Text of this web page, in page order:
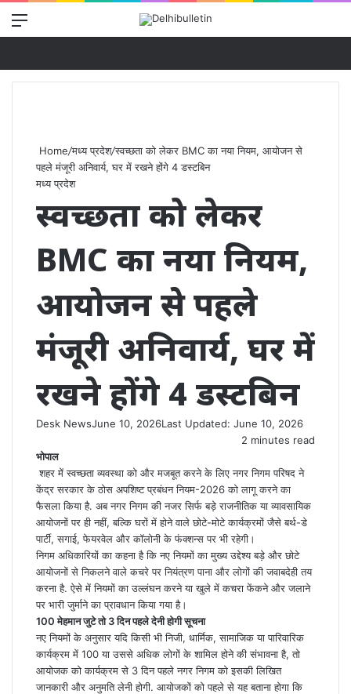
Menu
Home/मध्य प्रदेश/स्वच्छता को लेकर BMC का नया नियम, आयोजन से
पहले मंजूरी अनिवार्य, घर में रखने होंगे 4 डस्टबिन
मध्य प्रदेश
स्वच्छता को लेकर
BMC का नया नियम,
आयोजन से पहले
मंजूरी अनिवार्य, घर में
रखने होंगे 4 डस्टबिन
Desk NewsJune 10, 2026Last Updated: June 10, 2026
2 minutes read
​​भोपाल
शहर में स्वच्छता व्यवस्था को और मजबूत करने के लिए नगर निगम परिषद ने
केंद्र सरकार के ठोस अपशिष्ट प्रबंधन नियम-2026 को लागू करने का
फैसला किया है. अब नगर निगम की नजर सिर्फ बड़े राजनीतिक या व्यावसायिक
आयोजनों पर ही नहीं, बल्कि घरों में होने वाले छोटे-मोटे कार्यक्रमों जैसे बर्थ-डे
पार्टी, सगाई, फेयरवेल और कॉलोनी के फंक्शन्स पर भी रहेगी।
निगम अधिकारियों का कहना है कि नए नियमों का मुख्य उद्देश्य बड़े और छोटे
आयोजनों से निकलने वाले कचरे पर नियंत्रण पाना और लोगों की जवाबदेही तय
करना है. ऐसे में नियमों का उल्लंघन करने या खुले में कचरा फेंकने और जलाने
पर भारी जुर्माने का प्रावधान किया गया है।
​100 मेहमान जुटे तो 3 दिन पहले देनी होगी सूचना
​नए नियमों के अनुसार यदि किसी भी निजी, धार्मिक, सामाजिक या पारिवारिक
कार्यक्रम में 100 या उससे अधिक लोगों के शामिल होने की संभावना है, तो
आयोजक को कार्यक्रम से 3 दिन पहले नगर निगम को इसकी लिखित
जानकारी और अनुमति लेनी होगी. आयोजकों को पहले से यह बताना होगा कि